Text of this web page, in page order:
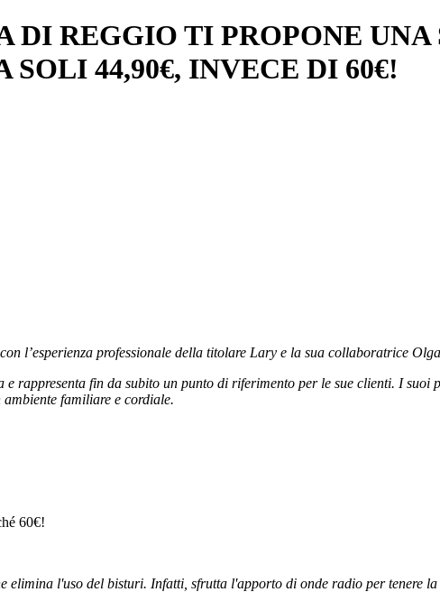
REGGIO TI PROPONE UNA
44,90€, INVECE DI 60€!
l’esperienza professionale della titolare Lary e la sua collaboratrice
rappresenta fin da subito un punto di riferimento per le sue clienti. I suoi
familiare e cordiale.
60€!
elimina l'uso del bisturi. Infatti, sfrutta l'apporto di onde radio per tenere